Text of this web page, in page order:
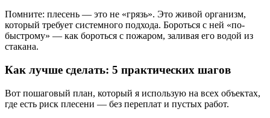
Помните: плесень — это не «грязь». Это живой организм,
который требует системного подхода. Бороться с ней «по-
быстрому» — как бороться с пожаром, заливая его водой из
стакана.
Как лучше сделать: 5 практических шагов
Вот пошаговый план, который я использую на всех объектах,
где есть риск плесени — без переплат и пустых работ.